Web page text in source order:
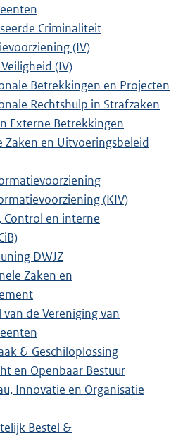
Criminaliteit
(IV)
(IV)
Betrekkingen en Projecten
Rechtshulp in Strafzaken
Externe Betrekkingen
Zaken en Uitvoeringsbeleid
(KIV)
en interne
DWJZ
Zaken en
de Vereniging van
& Geschiloplossing
en Openbaar Bestuur
Innovatie en Organisatie
Bestel &